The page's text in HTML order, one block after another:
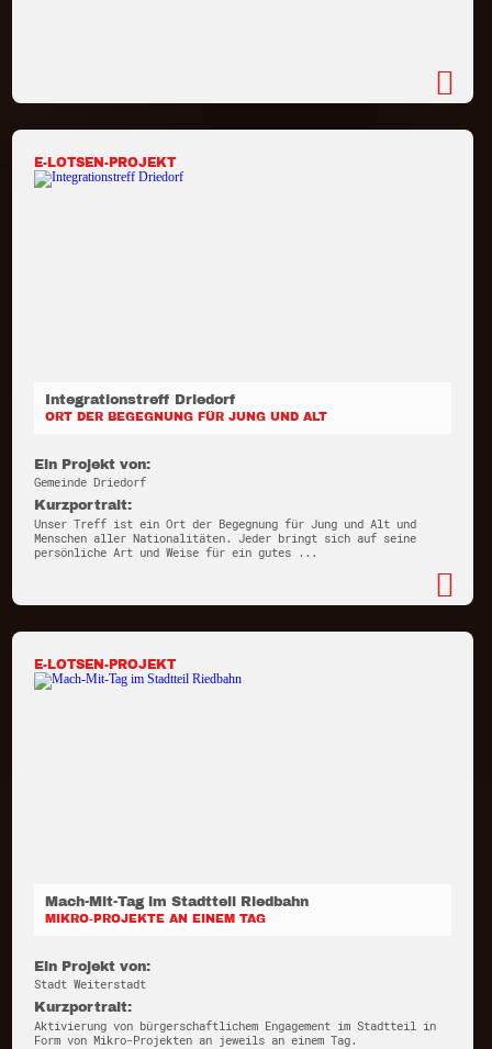
E-LOTSEN-PROJEKT
Integrationstreff Driedorf
ORT DER BEGEGNUNG FÜR JUNG UND ALT
Ein Projekt von:
Gemeinde Driedorf
Kurzportrait:
Unser Treff ist ein Ort der Begegnung für Jung und Alt und
Menschen aller Nationalitäten. Jeder bringt sich auf seine
persönliche Art und Weise für ein gutes ...
E-LOTSEN-PROJEKT
Mach-Mit-Tag im Stadtteil Riedbahn
MIKRO-PROJEKTE AN EINEM TAG
Ein Projekt von:
Stadt Weiterstadt
Kurzportrait:
Aktivierung von bürgerschaftlichem Engagement im Stadtteil in
Form von Mikro-Projekten an jeweils an einem Tag.